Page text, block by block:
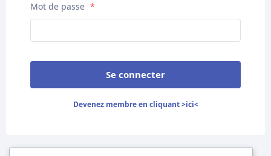
Mot de passe *
Se connecter
Devenez membre en cliquant >ici<